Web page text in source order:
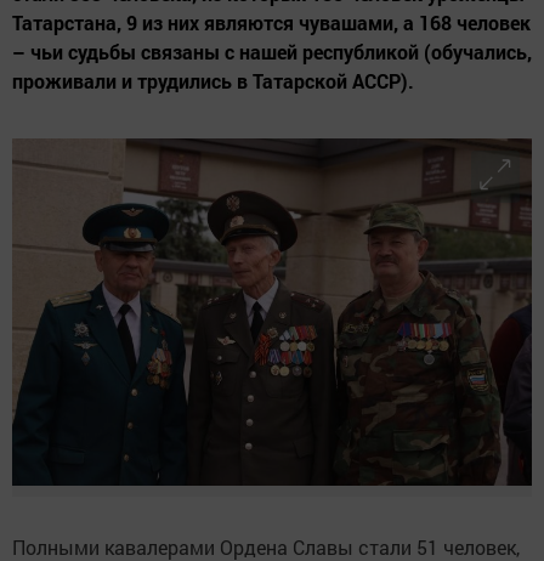
Татарстана, 9 из них являются чувашами, а 168 человек
– чьи судьбы связаны с нашей республикой (обучались,
проживали и трудились в Татарской АССР).
Полными кавалерами Ордена Славы стали 51 человек,